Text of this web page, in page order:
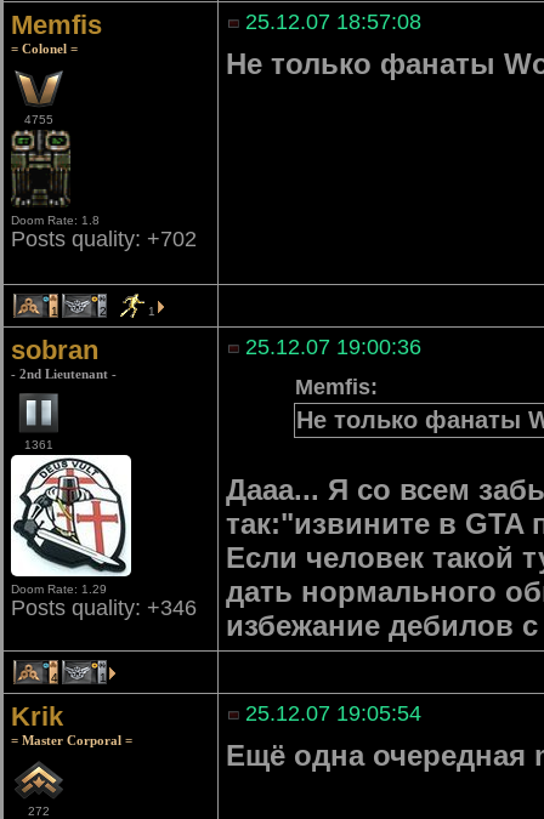
Memfis
= Colonel =
4755
Doom Rate: 1.8
Posts quality: +702
25.12.07 18:57:08
Не только фанаты
1 2 1
sobran
- 2nd Lieutenant -
1361
Doom Rate: 1.29
Posts quality: +346
25.12.07 19:00:36
Memfis:
Не только фанаты
Дааа... Я со всем
так:"извините в GTA
Если человек такой
дать нормального
избежание дебилов
4 1
Krik
= Master Corporal =
272
25.12.07 19:05:54
Ещё одна очередная